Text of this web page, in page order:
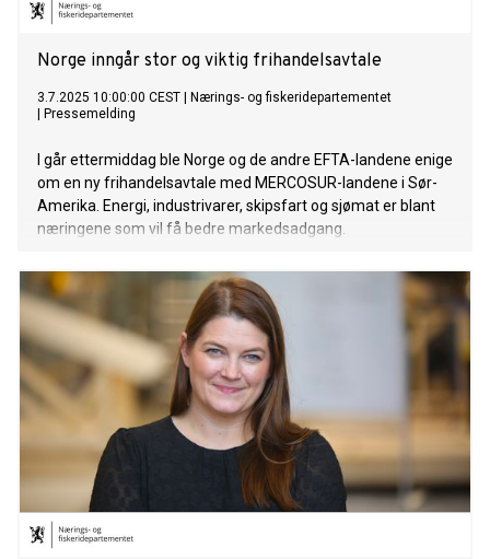
Norge inngår stor og viktig frihandelsavtale
3.7.2025 10:00:00 CEST
Nærings- og fiskeridepartementet
Pressemelding
I går ettermiddag ble Norge og de andre EFTA-landene enige
om en ny frihandelsavtale med MERCOSUR-landene i Sør-
Amerika. Energi, industrivarer, skipsfart og sjømat er blant
næringene som vil få bedre markedsadgang.